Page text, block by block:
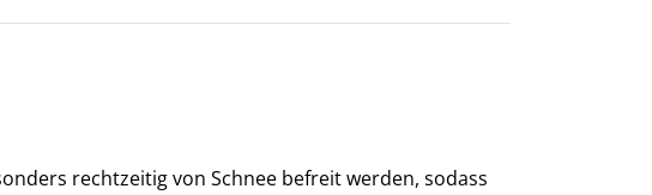
rechtzeitig von Schnee befreit werden, sodass